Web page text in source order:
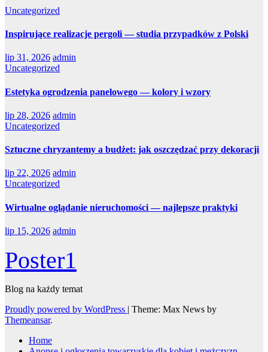
Uncategorized
Inspirujące realizacje pergoli — studia przypadków z Polski
lip 31, 2026 admin
Uncategorized
Estetyka ogrodzenia panelowego — kolory i wzory
lip 28, 2026 admin
Uncategorized
Sztuczne chryzantemy a budżet: jak oszczędzać przy dekoracji
lip 22, 2026 admin
Uncategorized
Wirtualne oglądanie nieruchomości — najlepsze praktyki
lip 15, 2026 admin
Poster1
Blog na każdy temat
Proudly powered by WordPress | Theme: Max News by
Themeansar.
Home